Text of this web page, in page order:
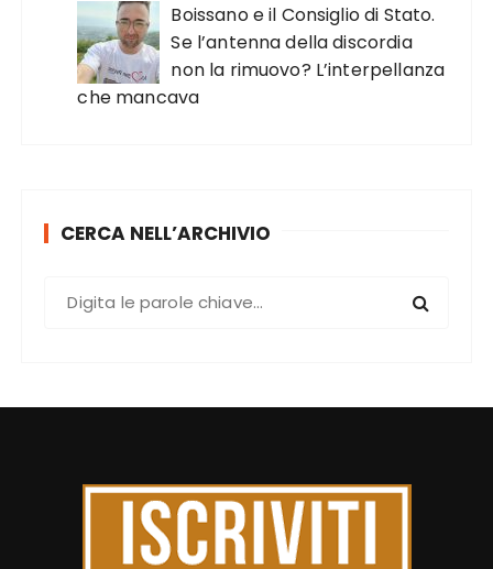
Boissano e il Consiglio di Stato.
Se l’antenna della discordia
non la rimuovo? L’interpellanza
che mancava
CERCA NELL’ARCHIVIO